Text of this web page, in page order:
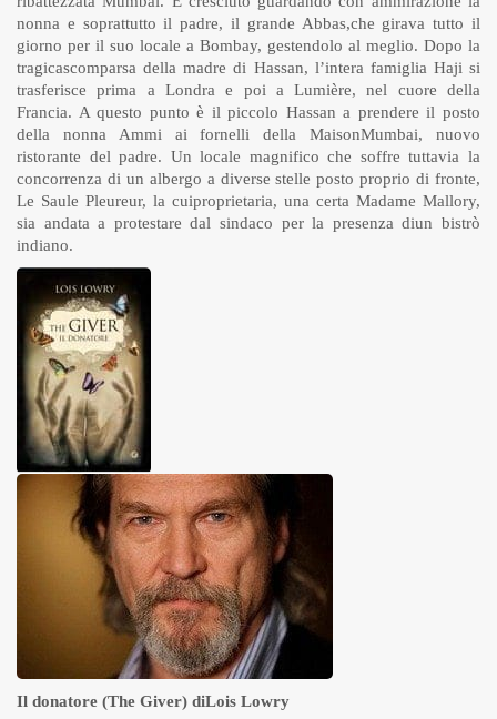
nonna e soprattutto il padre, il grande Abbas,che girava tutto il
giorno per il suo locale a Bombay, gestendolo al meglio. Dopo la
tragicascomparsa della madre di Hassan, l’intera famiglia Haji si
trasferisce prima a Londra e poi a Lumière, nel cuore della
Francia. A questo punto è il piccolo Hassan a prendere il posto
della nonna Ammi ai fornelli della MaisonMumbai, nuovo
ristorante del padre. Un locale magnifico che soffre tuttavia la
concorrenza di un albergo a diverse stelle posto proprio di fronte,
Le Saule Pleureur, la cuiproprietaria, una certa Madame Mallory,
sia andata a protestare dal sindaco per la presenza diun bistrò
indiano.
Il donatore (The Giver) diLois Lowry